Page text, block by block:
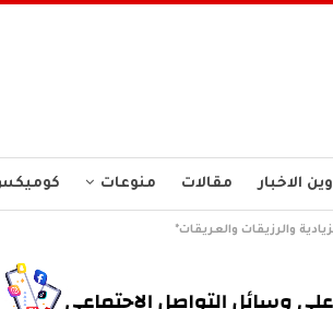
الاخبار مقالات منوعات
والرزيقات والعريقات*